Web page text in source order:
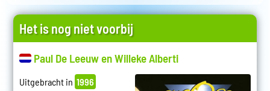
Het is nog niet voorbij
Paul De Leeuw en Willeke Alberti
Uitgebracht in 1996